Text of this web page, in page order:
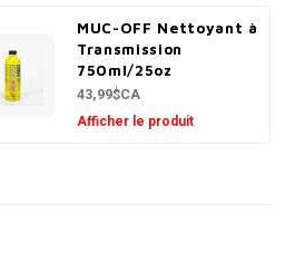
MUC-OFF Nettoyant à
Transmission
750ml/25oz
43,99$CA
Afficher le produit